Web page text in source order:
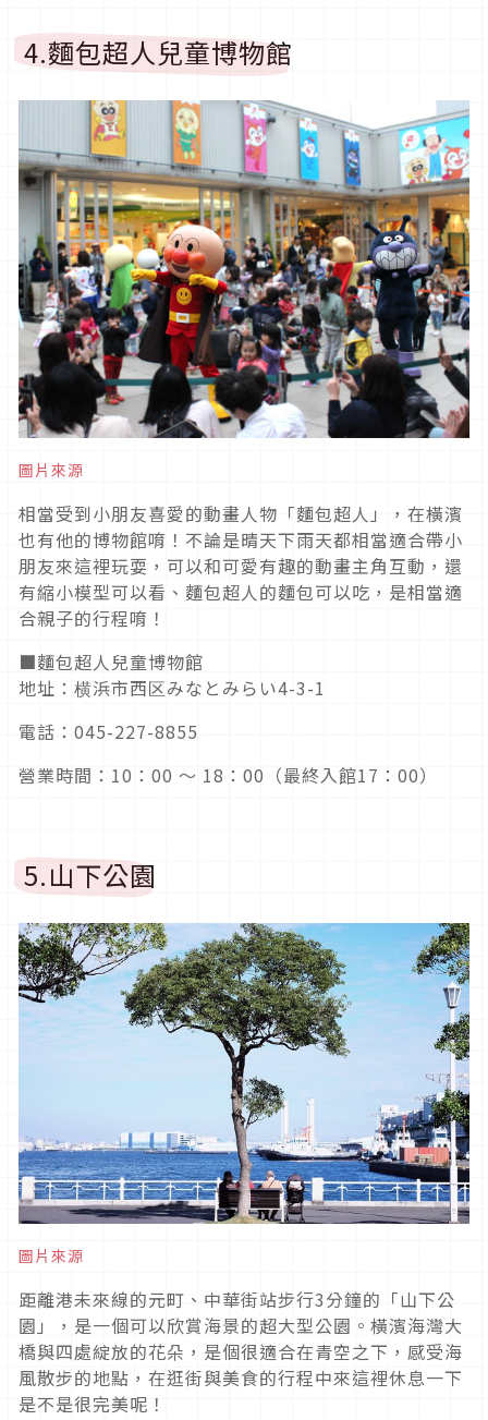
4.麵包超人兒童博物館
圖片來源
相當受到小朋友喜愛的動畫人物「麵包超人」，在橫濱
也有他的博物館唷！不論是晴天下雨天都相當適合帶小
朋友來這裡玩耍，可以和可愛有趣的動畫主角互動，還
有縮小模型可以看、麵包超人的麵包可以吃，是相當適
合親子的行程唷！
■麵包超人兒童博物館
地址：横浜市西区みなとみらい4-3-1
電話：045-227-8855
營業時間：10：00 ～ 18：00（最終入館17：00）
5.山下公園
圖片來源
距離港未來線的元町、中華街站步行3分鐘的「山下公
園」，是一個可以欣賞海景的超大型公園。橫濱海灣大
橋與四處綻放的花朵，是個很適合在青空之下，感受海
風散步的地點，在逛街與美食的行程中來這裡休息一下
是不是很完美呢！